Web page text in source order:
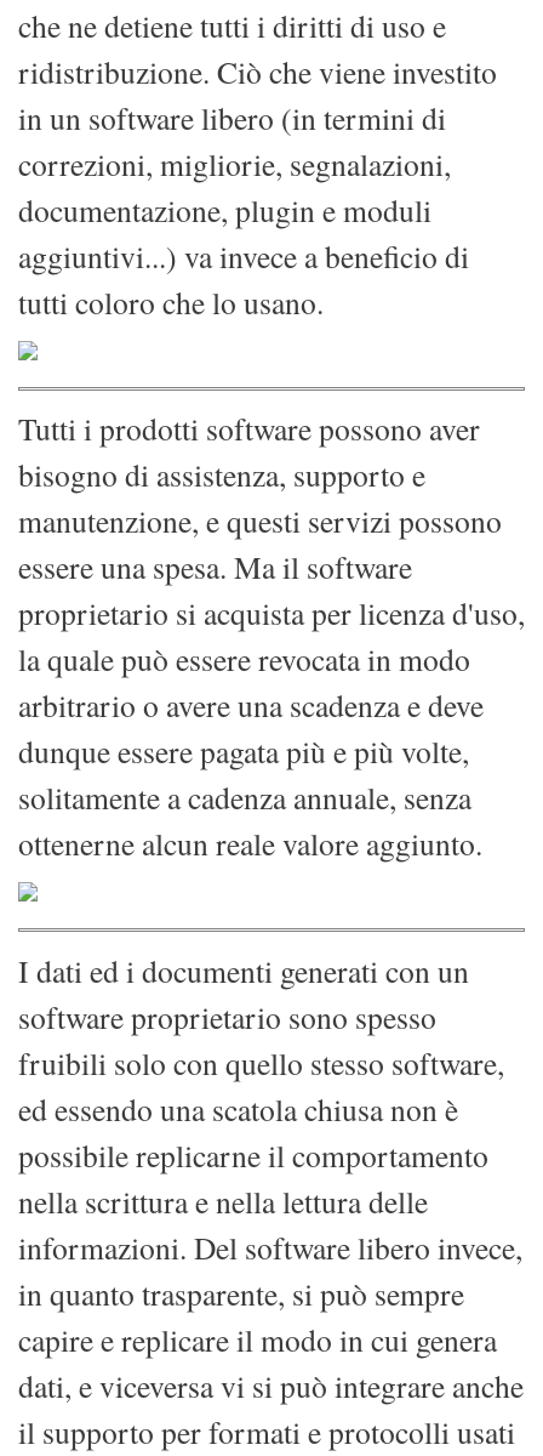
che ne detiene tutti i diritti di uso e
ridistribuzione. Ciò che viene investito
in un software libero (in termini di
correzioni, migliorie, segnalazioni,
documentazione, plugin e moduli
aggiuntivi...) va invece a beneficio di
tutti coloro che lo usano.
Tutti i prodotti software possono aver
bisogno di assistenza, supporto e
manutenzione, e questi servizi possono
essere una spesa. Ma il software
proprietario si acquista per licenza d'uso,
la quale può essere revocata in modo
arbitrario o avere una scadenza e deve
dunque essere pagata più e più volte,
solitamente a cadenza annuale, senza
ottenerne alcun reale valore aggiunto.
I dati ed i documenti generati con un
software proprietario sono spesso
fruibili solo con quello stesso software,
ed essendo una scatola chiusa non è
possibile replicarne il comportamento
nella scrittura e nella lettura delle
informazioni. Del software libero invece,
in quanto trasparente, si può sempre
capire e replicare il modo in cui genera
dati, e viceversa vi si può integrare anche
il supporto per formati e protocolli usati